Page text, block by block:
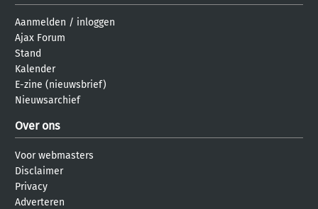
Aanmelden / inloggen
Ajax Forum
Stand
Kalender
E-zine (nieuwsbrief)
Nieuwsarchief
Over ons
Voor webmasters
Disclaimer
Privacy
Adverteren